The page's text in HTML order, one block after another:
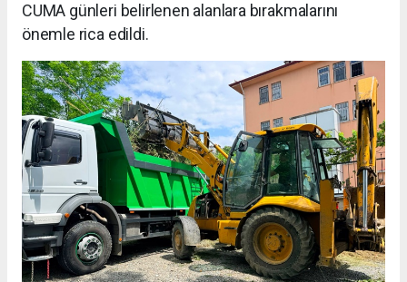
CUMA günleri belirlenen alanlara bırakmalarını
önemle rica edildi.